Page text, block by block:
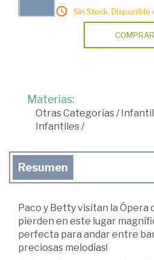
Sin Stock. Disponible
COMPRAR
Materias:
Otras Categorías/Infantil
Infantiles/
Resumen
Paco y Betty visitan la Ópera
pierden en este lugar
perfecta para andar entre
preciosas melodías!